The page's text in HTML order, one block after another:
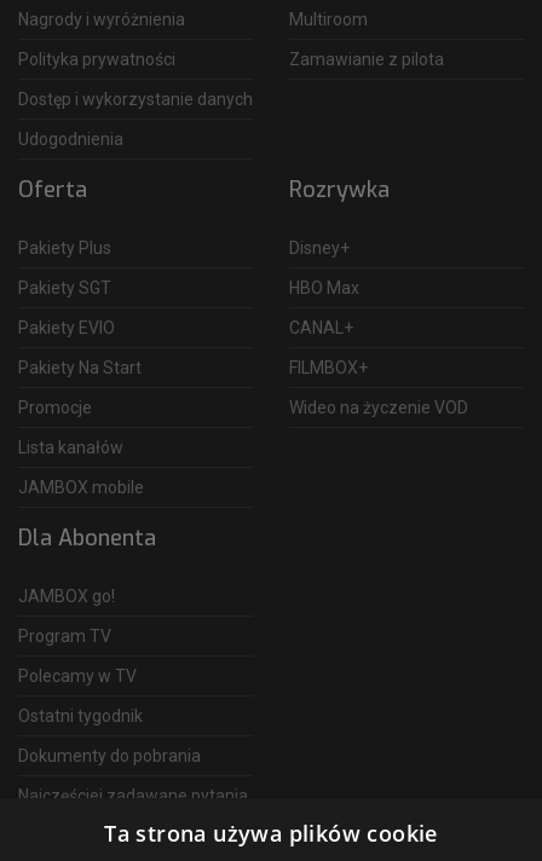
Nagrody i wyróżnienia
Polityka prywatności
Dostęp i wykorzystanie danych
Udogodnienia
Multiroom
Zamawianie z pilota
Oferta
Pakiety Plus
Pakiety SGT
Pakiety EVIO
Pakiety Na Start
Promocje
Lista kanałów
JAMBOX mobile
Rozrywka
Disney+
HBO Max
CANAL+
FILMBOX+
Wideo na życzenie VOD
Dla Abonenta
JAMBOX go!
Program TV
Polecamy w TV
Ostatni tygodnik
Dokumenty do pobrania
Najczęściej zadawane pytania
Ta strona używa plików cookie